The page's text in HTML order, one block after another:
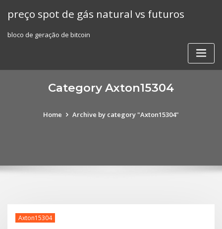
preço spot de gás natural vs futuros
bloco de geração de bitcoin
Category Axton15304
Home Archive by category "Axton15304"
Axton15304